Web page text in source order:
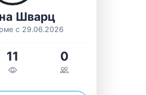
Шварц
с 29.06.2026
11 0